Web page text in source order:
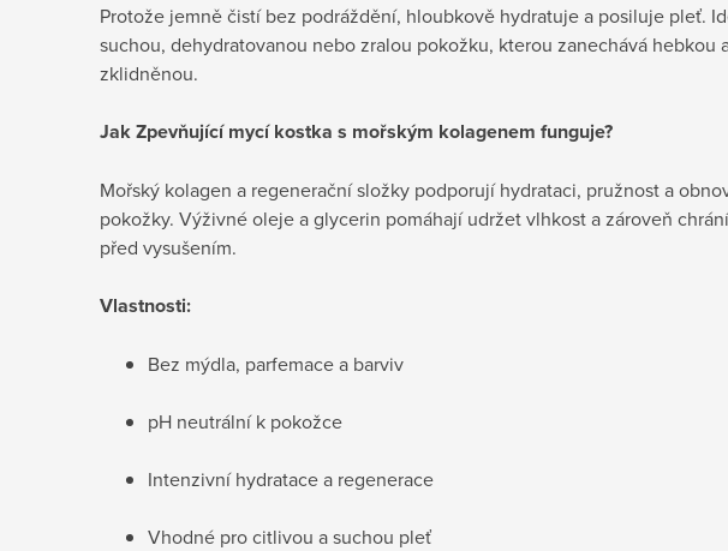
Protože jemně čistí bez podráždění, hloubkově hydratuje a posiluje pleť.
suchou, dehydratovanou nebo zralou pokožku, kterou zanechává hebkou
zklidněnou.
Jak Zpevňující mycí kostka s mořským kolagenem funguje?
Mořský kolagen a regenerační složky podporují hydrataci, pružnost a
pokožky. Výživné oleje a glycerin pomáhají udržet vlhkost a zároveň
před vysušením.
Vlastnosti:
Bez mýdla, parfemace a barviv
pH neutrální k pokožce
Intenzivní hydratace a regenerace
Vhodné pro citlivou a suchou pleť